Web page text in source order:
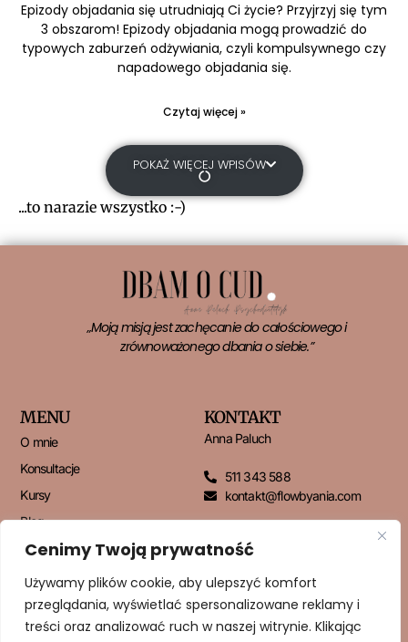
Cenimy Twoją prywatność
Używamy plików cookie, aby ulepszyć komfort
przeglądania, wyświetlać spersonalizowane reklamy i
treści oraz analizować ruch w naszej witrynie. Klikając
Epizody objadania się utrudniają Ci życie? Przyjrzyj się tym
3 obszarom! Epizody objadania mogą prowadzić do
typowych zaburzeń odżywiania, czyli kompulsywnego czy
napadowego objadania się.
Czytaj więcej »
POKAŻ WIĘCEJ WPISÓW
...to narazie wszystko :-)
„Moją misją jest zachęcanie do całościowego i
zrównoważonego dbania o siebie.”
MENU
O mnie
Konsultacje
Kursy
Blog
Kontakt
KONTAKT
Anna Paluch
511 343 588
kontakt@flowbyania.com
NEWSLETTER